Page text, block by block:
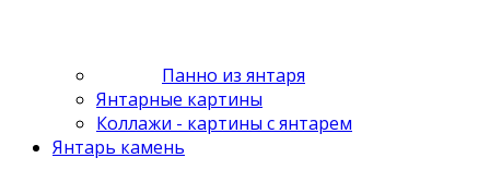
Панно из янтаря
Янтарные картины
Коллажи - картины с янтарем
Янтарь камень